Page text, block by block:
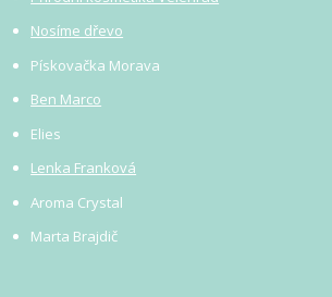
Nosíme dřevo
Pískovačka Morava
Ben Marco
Elies
Lenka Franková
Aroma Crystal
Marta Brajdič